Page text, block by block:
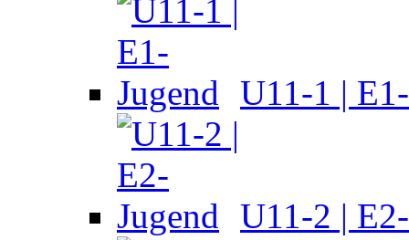
U11-1 |
U11-2 |